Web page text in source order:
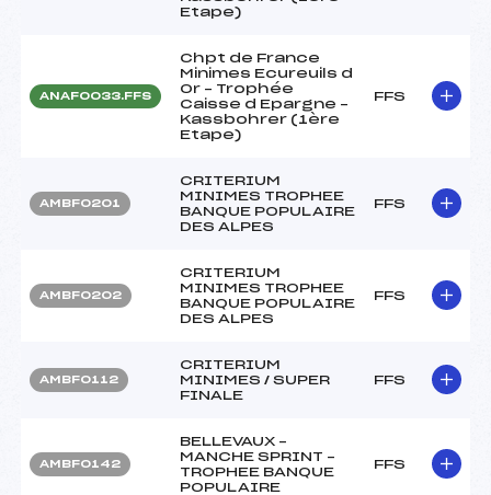
Etape)
ANAF0033.FFS
Chpt de France
Minimes Ecureuils d
Or – Trophée
Caisse d Epargne –
Kassbohrer (1ère
Etape)
FFS
AMBF0201
CRITERIUM
MINIMES TROPHEE
BANQUE POPULAIRE
DES ALPES
FFS
AMBF0202
CRITERIUM
MINIMES TROPHEE
BANQUE POPULAIRE
DES ALPES
FFS
AMBF0112
CRITERIUM
MINIMES / SUPER
FINALE
FFS
AMBF0142
BELLEVAUX –
MANCHE SPRINT –
TROPHEE BANQUE
POPULAIRE
FFS